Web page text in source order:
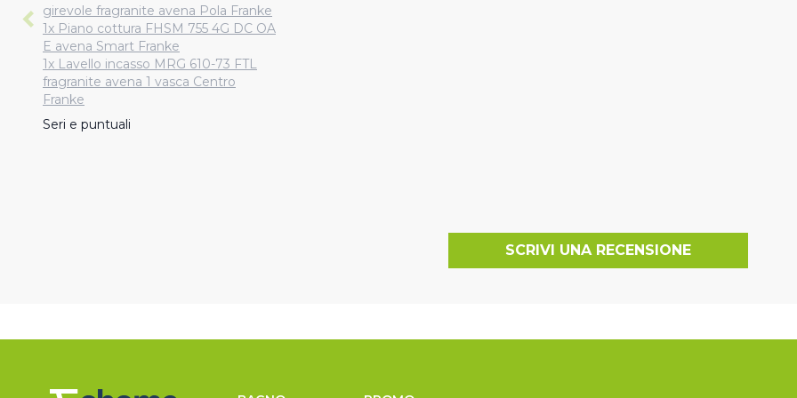
girevole fragranite avena Pola Franke
1x Piano cottura FHSM 755 4G DC OA
E avena Smart Franke
1x Lavello incasso MRG 610-73 FTL
fragranite avena 1 vasca Centro
Franke
Seri e puntuali
SCRIVI UNA RECENSIONE